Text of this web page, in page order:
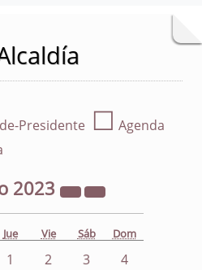
Presidente ☐ Agenda
2023
Jue Vie Sáb Dom
1 2 3
4